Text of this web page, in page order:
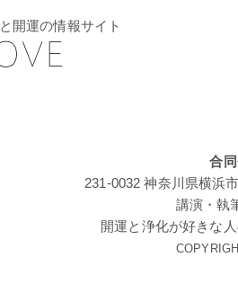
開運の情報サイト
合
231-0032 神奈川県横浜
講演・執
開運と浄化が好きな